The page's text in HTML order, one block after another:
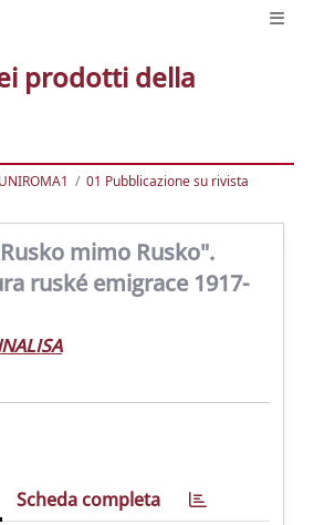
prodotti della
01 Pubblicazione su rivista
mimo Rusko".
ruské emigrace 1917-
Scheda completa